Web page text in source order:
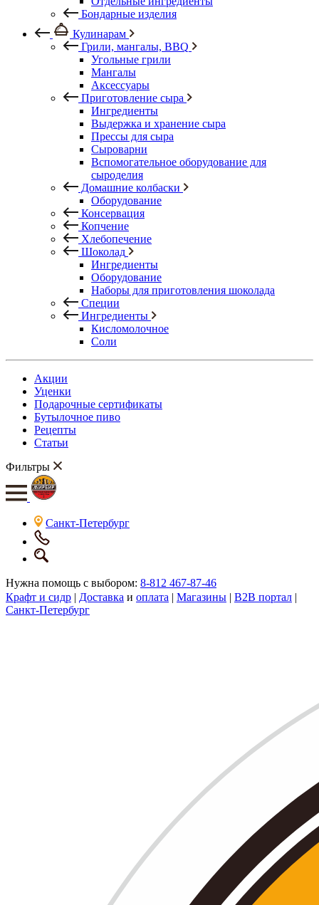
Бондарные изделия
Кулинарам
Грили, мангалы, BBQ
Угольные грили
Мангалы
Аксессуары
Приготовление сыра
Ингредиенты
Выдержка и хранение сыра
Прессы для сыра
Сыроварни
Вспомогательное оборудование для
сыроделия
Домашние колбаски
Оборудование
Консервация
Копчение
Хлебопечение
Шоколад
Ингредиенты
Оборудование
Наборы для приготовления шоколада
Специи
Ингредиенты
Кисломолочное
Соли
Акции
Уценки
Подарочные сертификаты
Бутылочное пиво
Рецепты
Статьи
Фильтры
Санкт-Петербург
Нужна помощь с выбором: 8-812 467-87-46
Крафт и сидр | Доставка и оплата | Магазины | B2B портал |
Санкт-Петербург